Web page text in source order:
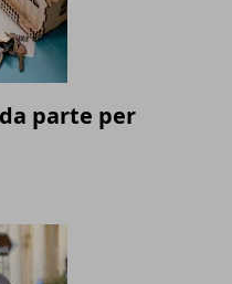
parte per